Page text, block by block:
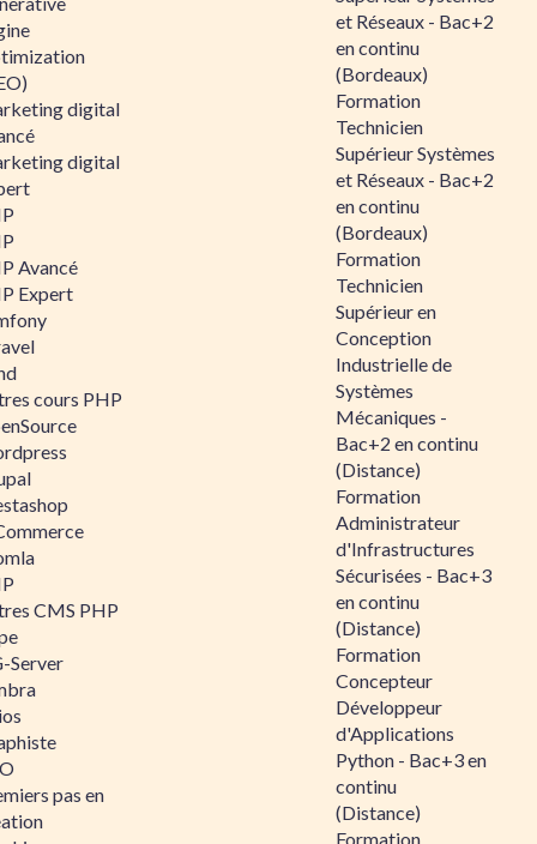
digital
digital
Avancé
Expert
cours PHP
CMS PHP
Server
pas en
et Réseaux - Bac+2
en continu
(Bordeaux)
Formation
Technicien
Supérieur Systèmes
et Réseaux - Bac+2
en continu
(Bordeaux)
Formation
Technicien
Supérieur en
Conception
Industrielle de
Systèmes
Mécaniques -
Bac+2 en continu
(Distance)
Formation
Administrateur
d'Infrastructures
Sécurisées - Bac+3
en continu
(Distance)
Formation
Concepteur
Développeur
d'Applications
Python - Bac+3 en
continu
(Distance)
Formation